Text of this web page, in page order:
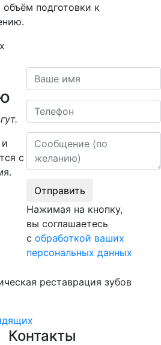
подготовки к
с
Ваше имя
Телефон
Сообщение
Отправить
Нажимая на кнопку,
вы соглашаетесь
с обработкой ваших
персональных данных
реставрация зубов
Контакты